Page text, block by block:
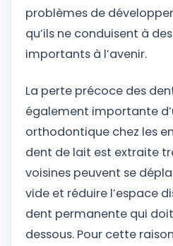
problèmes de
qu’ils ne conduisent à
importants à l’avenir.
La perte précoce des
également importante
orthodontique chez les
dent de lait est extraite
voisines peuvent se
vide et réduire l’espace
dent permanente qui
dessous. Pour cette